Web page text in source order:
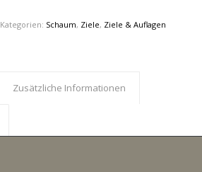
Kategorien: Schaum, Ziele, Ziele & Auflagen
Zusätzliche Informationen